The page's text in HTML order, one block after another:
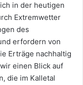
in der heutigen
Extremwetter
des
erfordern von
Erträge nachhaltig
einen Blick auf
die im Kalletal